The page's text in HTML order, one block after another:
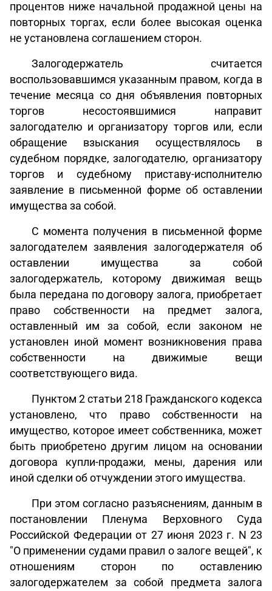
процентов ниже начальной продажной цены на
повторных торгах, если более высокая оценка
не установлена соглашением сторон.
Залогодержатель считается
воспользовавшимся указанным правом, когда в
течение месяца со дня объявления повторных
торгов несостоявшимися направит
залогодателю и организатору торгов или, если
обращение взыскания осуществлялось в
судебном порядке, залогодателю, организатору
торгов и судебному приставу-исполнителю
заявление в письменной форме об оставлении
имущества за собой.
С момента получения в письменной форме
залогодателем заявления залогодержателя об
оставлении имущества за собой
залогодержатель, которому движимая вещь
была передана по договору залога, приобретает
право собственности на предмет залога,
оставленный им за собой, если законом не
установлен иной момент возникновения права
собственности на движимые вещи
соответствующего вида.
Пунктом 2 статьи 218 Гражданского кодекса
установлено, что право собственности на
имущество, которое имеет собственника, может
быть приобретено другим лицом на основании
договора купли-продажи, мены, дарения или
иной сделки об отчуждении этого имущества.
При этом согласно разъяснениям, данным в
постановлении Пленума Верховного Суда
Российской Федерации от 27 июня 2023 г. N 23
"О применении судами правил о залоге вещей", к
отношениям сторон по оставлению
залогодержателем за собой предмета залога